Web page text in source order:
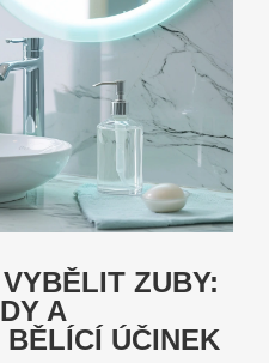
ZUBY:
A
ÚČINEK